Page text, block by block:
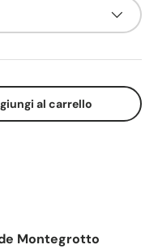
al carrello
Montegrotto